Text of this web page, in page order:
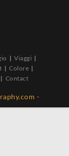
Viaggi
Colore
Contact
-